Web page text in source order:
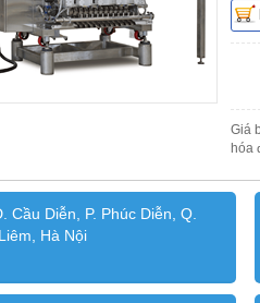
Giá
hóa
Cầu Diễn, P. Phúc Diễn, Q.
Hà Nội